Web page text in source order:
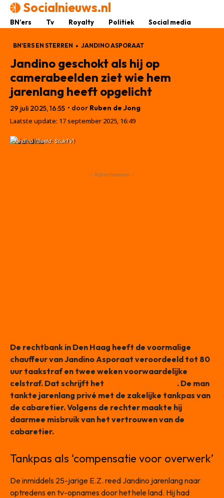
Socialnieuws.nl
BN’ers Tv Royalty Politiek Social media
BN'ERS EN STERREN JANDINO ASPORAAT
Jandino geschokt als hij op
camerabeelden ziet wie hem
jarenlang heeft opgelicht
29 juli 2025, 16:55 • door Ruben de Jong
Laatste update: 17 september 2025, 16:49
Jandino (Beeld: StukTV)
- Advertisement -
De rechtbank in Den Haag heeft de voormalige
chauffeur van Jandino Asporaat veroordeeld tot 80
uur taakstraf en twee weken voorwaardelijke
celstraf. Dat schrijft het
. De man
tankte jarenlang privé met de zakelijke tankpas van
de cabaretier. Volgens de rechter maakte hij
daarmee misbruik van het vertrouwen van de
cabaretier.
Tankpas als ‘compensatie voor overwerk’
De inmiddels 25-jarige E.Z. reed Jandino jarenlang naar
optredens en tv-opnames door het hele land. Hij had